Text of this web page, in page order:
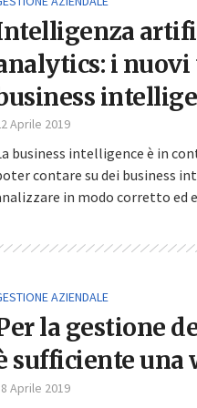
i
Aprile 2019
business intelligence è in
contare su dei business
in modo corretto ed
AZIENDALE
la gestione
sufficiente una
Aprile 2019